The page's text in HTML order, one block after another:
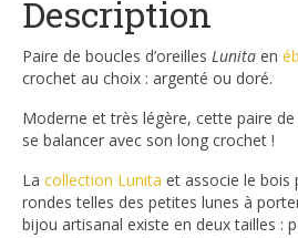
Description
Paire de boucles d’oreilles Lunita en
crochet au choix : argenté ou doré.
Moderne et très légère, cette paire de
se balancer avec son long crochet !
La collection Lunita et associe le bois
rondes telles des petites lunes à
bijou artisanal existe en deux tailles :